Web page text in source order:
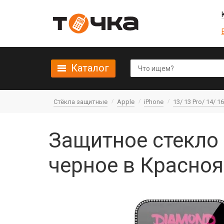
Каталог
Стёкла защитные Apple iPhone 13/ 13 Pro/ 14/
Защитное
черное в